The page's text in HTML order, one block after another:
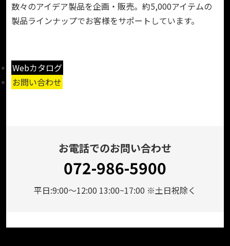
数々のアイデア製品を企画・販売。約5,000アイテムの
製品ラインナップでお客様をサポートしています。
Webカタログ
お問い合わせ
お電話でのお問い合わせ
072-986-5900
平日:9:00～12:00 13:00~17:00 ※土日祝除く